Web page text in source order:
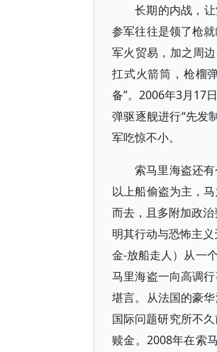
长期的内战，
参军往往是领了枪
军火贸易，加之周
扛式火箭筒，枪榴
备”。2006年3月17
弹驱逐舰进行“先发
军吃惊不小。
索马里海盗还
以上船偷盗为主，
而去，且多附加政
明其行动与恐怖主
金-放船走人）从一
马里海盗一向高调
堪言。从法国的豪
国际问题研究所不
赎金。2008年在索